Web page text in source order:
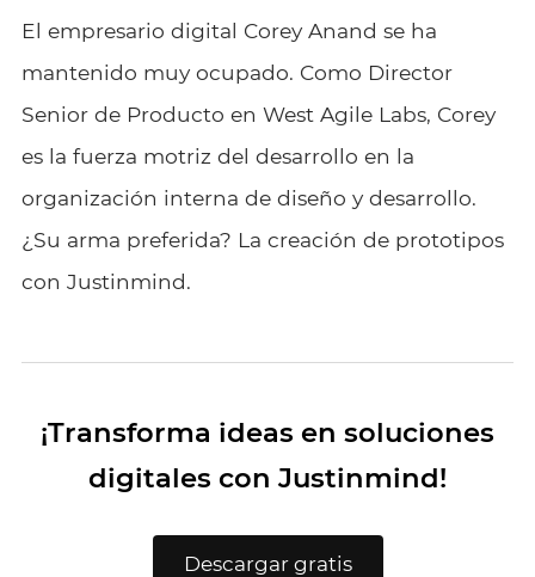
El empresario digital Corey Anand se ha
mantenido muy ocupado. Como Director
Senior de Producto en West Agile Labs, Corey
es la fuerza motriz del desarrollo en la
organización interna de diseño y desarrollo.
¿Su arma preferida? La creación de prototipos
con Justinmind.
¡Transforma ideas en soluciones
digitales con Justinmind!
Descargar gratis